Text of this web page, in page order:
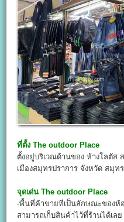
ที่ตั้ง The outdoor Place
ตั้งอยู่บริเวณด้านของ ห้างโลตั
เมืองสมุทรปราการ จังหวัด สมุท
จุดเด่น The outdoor Place
-พื้นที่ค้าขายที่เป็นลักษณะของห้
สามารถเก็บสินค้าไว้ที่ร้านได้เลย